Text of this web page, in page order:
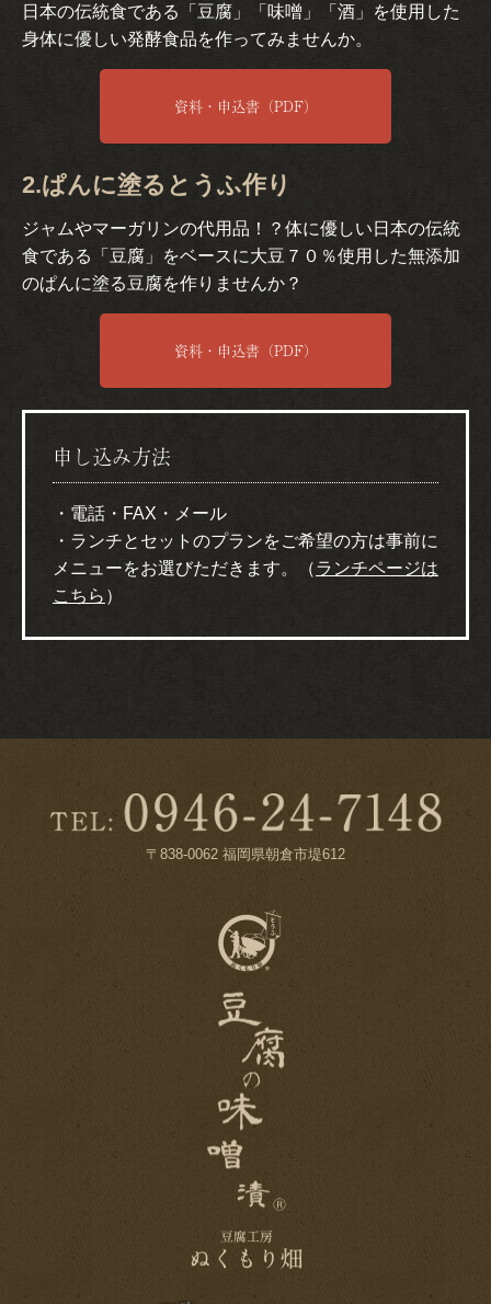
日本の伝統食である「豆腐」「味噌」「酒」を使用した
身体に優しい発酵食品を作ってみませんか。
資料・申込書（PDF）
2.ぱんに塗るとうふ作り
ジャムやマーガリンの代用品！？体に優しい日本の伝統
食である「豆腐」をベースに大豆７０％使用した無添加
のぱんに塗る豆腐を作りませんか？
資料・申込書（PDF）
申し込み方法
・電話・FAX・メール
・ランチとセットのプランをご希望の方は事前に
メニューをお選びただきます。（ランチページは
こちら ）
〒838-0062 福岡県朝倉市堤612